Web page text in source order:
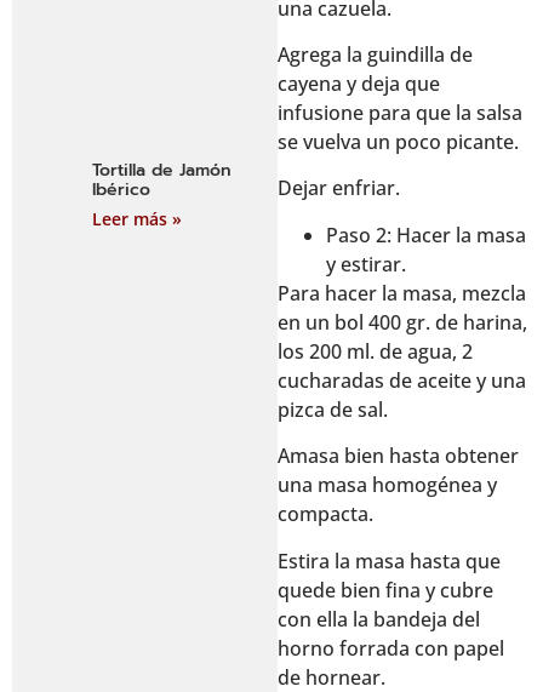
Tortilla de Jamón
Ibérico
Leer más »
una cazuela.
Agrega la guindilla de
cayena y deja que
infusione para que la salsa
se vuelva un poco picante.
Dejar enfriar.
Paso 2: Hacer la masa
y estirar.
Para hacer la masa, mezcla
en un bol 400 gr. de harina,
los 200 ml. de agua, 2
cucharadas de aceite y una
pizca de sal.
Amasa bien hasta obtener
una masa homogénea y
compacta.
Estira la masa hasta que
quede bien fina y cubre
con ella la bandeja del
horno forrada con papel
de hornear.